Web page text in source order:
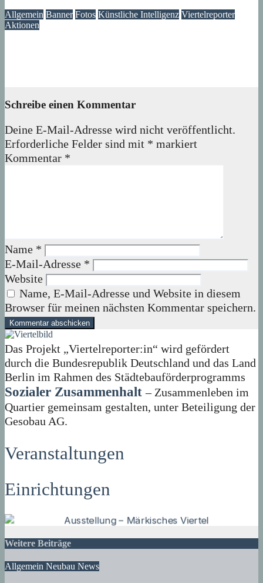
Allgemein Banner Fotos Künstliche Intelligenz Viertelreporter
Aktionen
Schreibe einen Kommentar
Deine E-Mail-Adresse wird nicht veröffentlicht.
Erforderliche Felder sind mit * markiert
Kommentar *
Name *
E-Mail-Adresse *
Website
Name, E-Mail-Adresse und Website in diesem
Browser für meinen nächsten Kommentar speichern.
Das Projekt „Viertelreporter:in“ wird gefördert
durch die Bundesrepublik Deutschland und das Land
Berlin im Rahmen des Städtebauförderprogramms
Sozialer Zusammenhalt – Zusammenleben im
Quartier gemeinsam gestalten, unter Beteiligung der
Gesobau AG.
Veranstaltungen
Einrichtungen
Weitere Beiträge
Allgemein Neubau News